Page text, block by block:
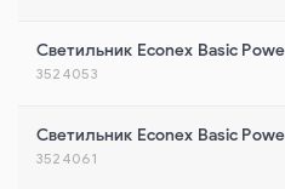
Светильник Econex Basic
3524053
Светильник Econex Basic
3524061